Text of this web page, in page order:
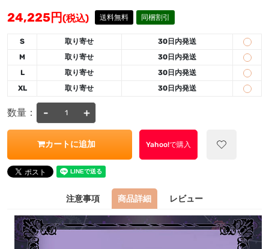
24,225円(税込) 送料無料 同梱割引
S 取り寄せ
30日内発送
M
取り寄せ
30日内発送
L
取り寄せ
30日内発送
XL
取り寄せ 30日内発送
数量： - +
カートに追加 Yahoo!で購入
注意事項 商品詳細 レビュー